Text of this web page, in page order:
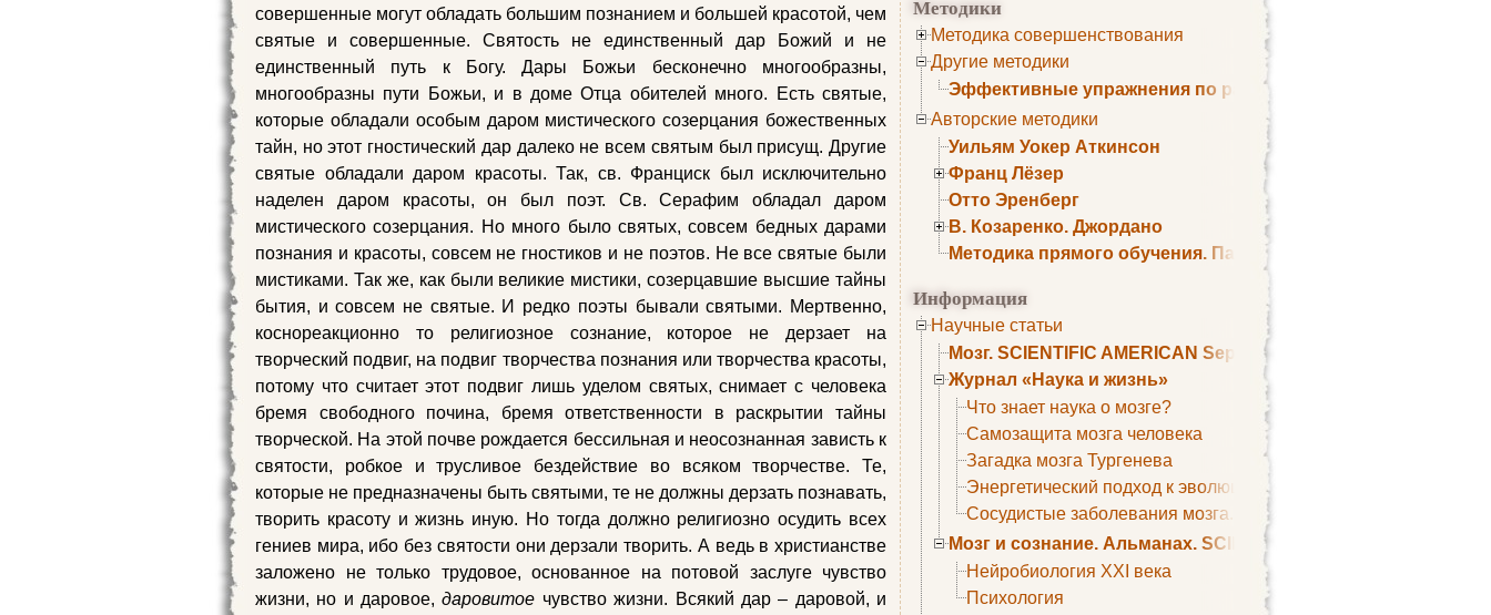
Методики
Методика совершенствования
Другие методики
Эффективные упражнения по развитию памяти
Авторские методики
Уильям Уокер Аткинсон
Франц Лёзер
Отто Эренберг
В. Козаренко. Джордано
Методика прямого обучения. Пауль Шелли
Информация
Научные статьи
Мозг. SCIENTIFIC AMERICAN September 1979
Журнал «Наука и жизнь»
Что знает наука о мозге?
Самозащита мозга человека
Загадка мозга Тургенева
Энергетический подход к эволюции мозга
Сосудистые заболевания мозга. Все может начаться с
Мозг и сознание. Альманах. SCIENTIFIC AMERICAN
Нейробиология XXI века
Психология
совершенные могут обладать большим познанием и большей красотой, чем
святые и совершенные. Святость не единственный дар Божий и не
единственный путь к Богу. Дары Божьи бесконечно многообразны,
многообразны пути Божьи, и в доме Отца обителей много. Есть святые,
которые обладали особым даром мистического созерцания божественных
тайн, но этот гностический дар далеко не всем святым был присущ. Другие
святые обладали даром красоты. Так, св. Франциск был исключительно
наделен даром красоты, он был поэт. Св. Серафим обладал даром
мистического созерцания. Но много было святых, совсем бедных дарами
познания и красоты, совсем не гностиков и не поэтов. Не все святые были
мистиками. Так же, как были великие мистики, созерцавшие высшие тайны
бытия, и совсем не святые. И редко поэты бывали святыми. Мертвенно,
коснореакционно то религиозное сознание, которое не дерзает на
творческий подвиг, на подвиг творчества познания или творчества красоты,
потому что считает этот подвиг лишь уделом святых, снимает с человека
бремя свободного почина, бремя ответственности в раскрытии тайны
творческой. На этой почве рождается бессильная и неосознанная зависть к
святости, робкое и трусливое бездействие во всяком творчестве. Те,
которые не предназначены быть святыми, те не должны дерзать познавать,
творить красоту и жизнь иную. Но тогда должно религиозно осудить всех
гениев мира, ибо без святости они дерзали творить. А ведь в христианстве
заложено не только трудовое, основанное на потовой заслуге чувство
жизни, но и даровое,даровитое чувство жизни. Всякий дар – даровой, и